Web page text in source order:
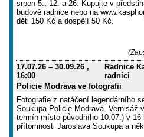
srpen 5., 12. a 26. Kupujte v
budově radnice nebo na
děti 150 Kč a dospělí 50 Kč.
17.07.26 – 30.09.26 ,
16:00
Radnice
radnici
Policie Modrava ve fotografii
Fotografie z natáčení legendárního
Soukupa Policie Modrava. Vernisáž
termín místo původního 10.07.) v 16
přítomnosti Jaroslava Soukupa a